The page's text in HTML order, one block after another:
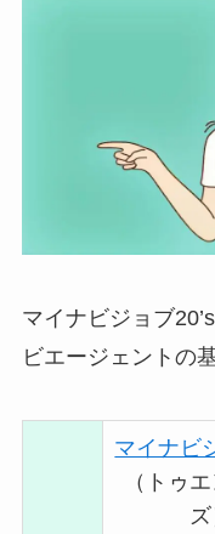
マイナビジョブ
ビエージェントの
マイナビ
（トゥ
ズ